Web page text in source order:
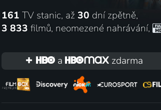
161 TV stanic, až 30 dní zpětně,
3 833 filmů, neomezené nahrávání,
a zdarma